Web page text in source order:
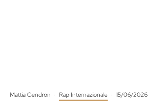
Mattia Cendron · Rap Internazionale · 15/06/2026